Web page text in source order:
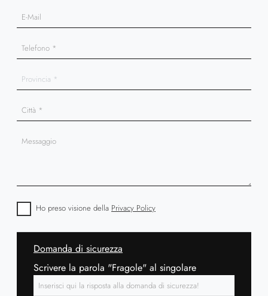
Ho preso visione della Privacy Policy
Domanda di sicurezza
Scrivere la parola "Fragole" al singolare